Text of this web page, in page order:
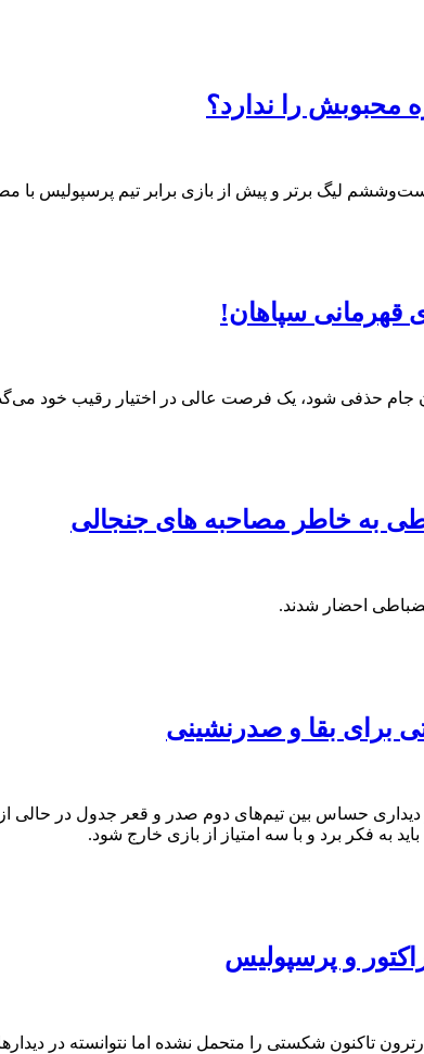
محبوبش را ندارد؟
بیست‌وششم لیگ برتر و پیش از بازی برابر تیم پرسپولیس با
قهرمانی سپاهان!
جام حذفی شود، یک فرصت عالی در اختیار رقیب خود
برای بقا و صدرنشینی
حساس بین تیم‌های دوم صدر و قعر جدول در حالی
به فکر برد و با سه امتیاز از بازی خارج شود.
و پرسپولیس
تاکنون شکستی را متحمل نشده اما نتوانسته در